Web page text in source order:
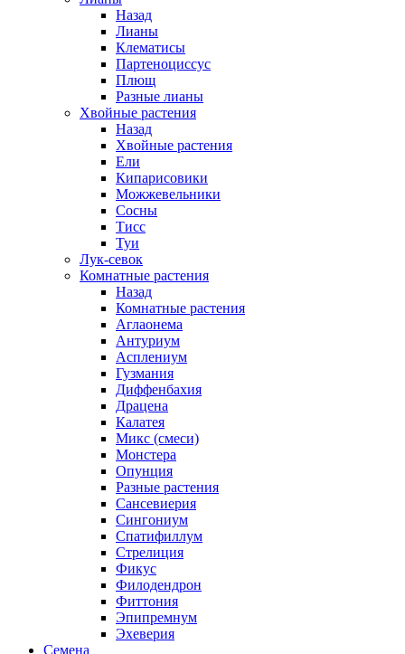
Назад
Лианы
Клематисы
Партеноциссус
Плющ
Разные лианы
Хвойные растения
Назад
Хвойные растения
Ели
Кипарисовики
Можжевельники
Сосны
Тисс
Туи
Лук-севок
Комнатные растения
Назад
Комнатные растения
Аглаонема
Антуриум
Асплениум
Гузмания
Диффенбахия
Драцена
Калатея
Микс (смеси)
Монстера
Опунция
Разные растения
Сансевиерия
Сингониум
Спатифиллум
Стрелиция
Фикус
Филодендрон
Фиттония
Эпипремнум
Эхеверия
Семена